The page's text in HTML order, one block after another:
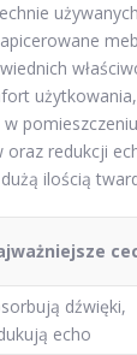
w
oraz redukcji
ilością
dźwięki,
echo